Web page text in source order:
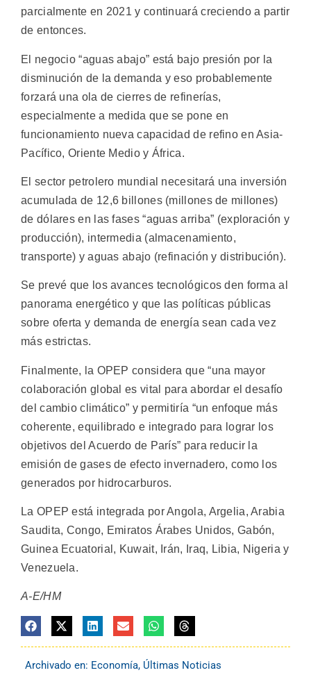
parcialmente en 2021 y continuará creciendo a partir
de entonces.
El negocio “aguas abajo” está bajo presión por la
disminución de la demanda y eso probablemente
forzará una ola de cierres de refinerías,
especialmente a medida que se pone en
funcionamiento nueva capacidad de refino en Asia-
Pacífico, Oriente Medio y África.
El sector petrolero mundial necesitará una inversión
acumulada de 12,6 billones (millones de millones)
de dólares en las fases “aguas arriba” (exploración y
producción), intermedia (almacenamiento,
transporte) y aguas abajo (refinación y distribución).
Se prevé que los avances tecnológicos den forma al
panorama energético y que las políticas públicas
sobre oferta y demanda de energía sean cada vez
más estrictas.
Finalmente, la OPEP considera que “una mayor
colaboración global es vital para abordar el desafío
del cambio climático” y permitiría “un enfoque más
coherente, equilibrado e integrado para lograr los
objetivos del Acuerdo de París” para reducir la
emisión de gases de efecto invernadero, como los
generados por hidrocarburos.
La OPEP está integrada por Angola, Argelia, Arabia
Saudita, Congo, Emiratos Árabes Unidos, Gabón,
Guinea Ecuatorial, Kuwait, Irán, Iraq, Libia, Nigeria y
Venezuela.
A-E/HM
Archivado en: Economía, Últimas Noticias